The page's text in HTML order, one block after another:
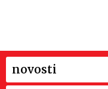
novosti